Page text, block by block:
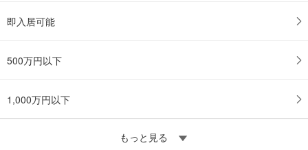
即入居可能
500万円以下
1,000万円以下
もっと見る